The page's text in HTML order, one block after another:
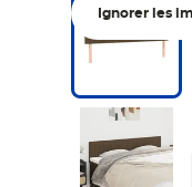
Ignorer les